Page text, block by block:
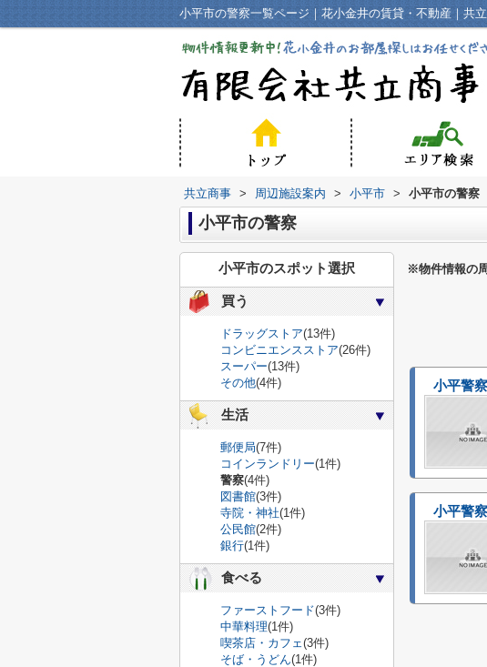
小平市の警察一覧ページ｜花小金井の賃貸・不動産｜共
共立商事 > 周辺施設案内 > 小平市 > 小平市の警察
小平市の警察
※物件情報の
小平警
小平警
小平市のスポット選択
買う
ドラッグストア(13件)
コンビニエンスストア(26件)
スーパー(13件)
その他(4件)
生活
郵便局(7件)
コインランドリー(1件)
警察(4件)
図書館(3件)
寺院・神社(1件)
公民館(2件)
銀行(1件)
食べる
ファーストフード(3件)
中華料理(1件)
喫茶店・カフェ(3件)
そば・うどん(1件)